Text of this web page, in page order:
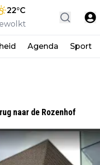
22°C
Agenda Sport
naar de Rozenhof